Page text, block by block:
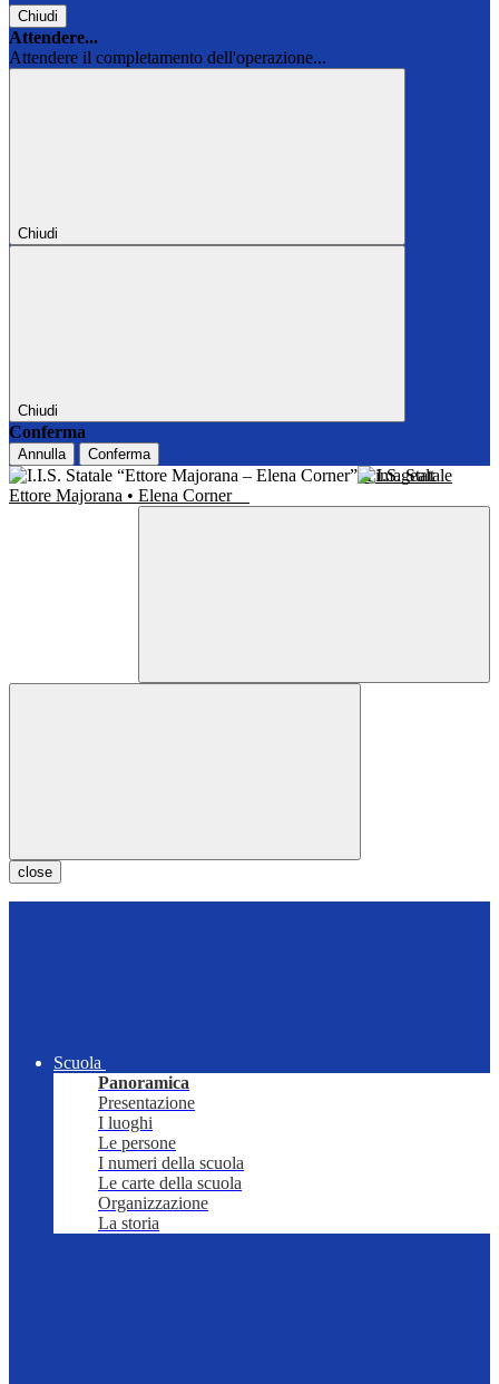
Chiudi
Attendere...
Attendere il completamento dell'operazione...
Chiudi
Chiudi
Conferma
Annulla Conferma
I.I.S. Statale
Ettore Majorana • Elena Corner
close
Scuola
Panoramica
Presentazione
I luoghi
Le persone
I numeri della scuola
Le carte della scuola
Organizzazione
La storia